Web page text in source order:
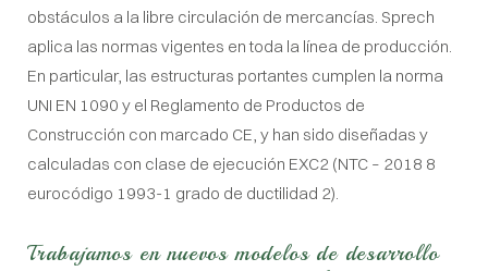
obstáculos a la libre circulación de mercancías. Sprech
aplica las normas vigentes en toda la línea de producción.
En particular, las estructuras portantes cumplen la norma
UNI EN 1090 y el Reglamento de Productos de
Construcción con marcado CE, y han sido diseñadas y
calculadas con clase de ejecución EXC2 (NTC – 2018 8
eurocódigo 1993-1 grado de ductilidad 2).
Trabajamos en nuevos modelos de desarrollo